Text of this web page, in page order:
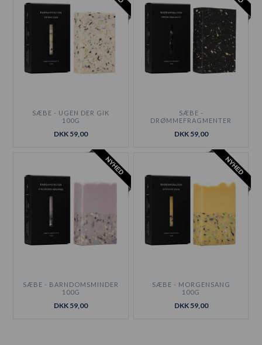
SÆBE - UGEN DER GIK
100G
DKK 59,00
SÆBE -
DRØMMEFRAGMENTER
DKK 59,00
SÆBE - BARNDOMSMINDER
100G
DKK 59,00
SÆBE - MORGENSANG
100G
DKK 59,00